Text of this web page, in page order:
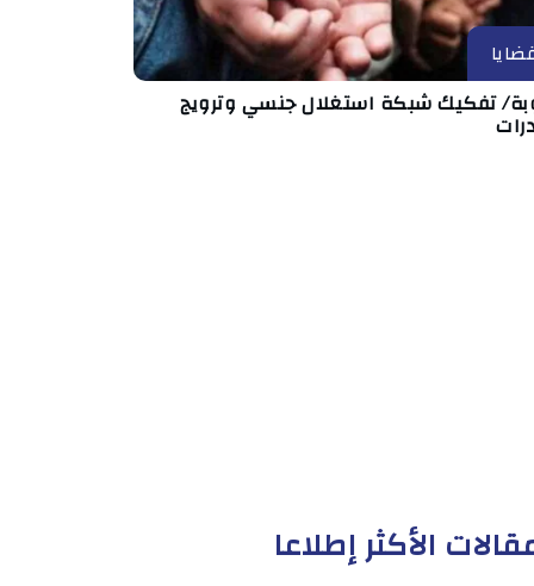
تفكيك شبكة استغلال جنسي وترويج
الأكثر إطلاعا